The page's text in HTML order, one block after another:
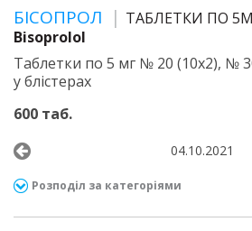
БІСОПРОЛ
ТАБЛЕТКИ ПО
Bisoprolol
Таблетки по 5 мг № 20 (10х2), №
у блістерах
600 таб.
04.10.2021
Розподіл за категоріями